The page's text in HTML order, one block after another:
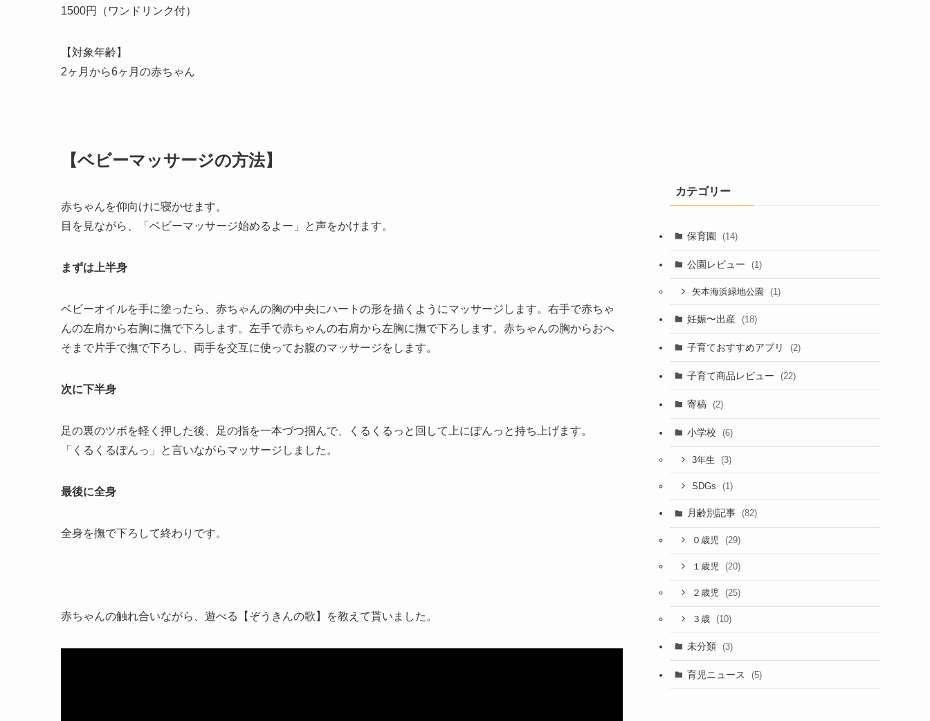
1500円（ワンドリンク付）
【対象年齢】
2ヶ月から6ヶ月の赤ちゃん
【ベビーマッサージの方法】
赤ちゃんを仰向けに寝かせます。
目を見ながら、「ベビーマッサージ始めるよー」と声をかけます。
まずは上半身
ベビーオイルを手に塗ったら、赤ちゃんの胸の中央にハートの形を描くようにマッサージします。右手で赤ちゃ
んの左肩から右胸に撫で下ろします。左手で赤ちゃんの右肩から左胸に撫で下ろします。赤ちゃんの胸からおへ
そまで片手で撫で下ろし、両手を交互に使ってお腹のマッサージをします。
次に下半身
足の裏のツボを軽く押した後、足の指を一本づつ掴んで、くるくるっと回して上にぽんっと持ち上げます。
「くるくるぽんっ」と言いながらマッサージしました。
最後に全身
全身を撫で下ろして終わりです。
赤ちゃんの触れ合いながら、遊べる【ぞうきんの歌】を教えて貰いました。
カテゴリー
保育園 (14)
公園レビュー (1)
矢本海浜緑地公園 (1)
妊娠〜出産 (18)
子育ておすすめアプリ (2)
子育て商品レビュー (22)
寄稿 (2)
小学校 (6)
3年生 (3)
SDGs (1)
月齢別記事 (82)
０歳児 (29)
１歳児 (20)
２歳児 (25)
３歳 (10)
未分類 (3)
育児ニュース (5)